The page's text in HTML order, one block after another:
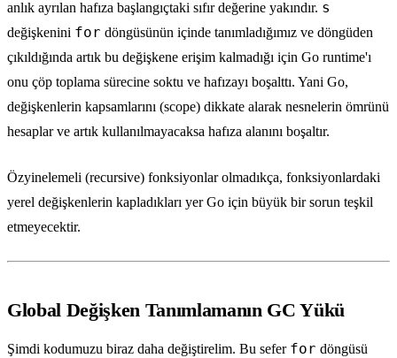
anlık ayrılan hafıza başlangıçtaki sıfır değerine yakındır. s
değişkenini for döngüsünün içinde tanımladığımız ve döngüden
çıkıldığında artık bu değişkene erişim kalmadığı için Go runtime'ı
onu çöp toplama sürecine soktu ve hafızayı boşalttı. Yani Go,
değişkenlerin kapsamlarını (scope) dikkate alarak nesnelerin ömrünü
hesaplar ve artık kullanılmayacaksa hafıza alanını boşaltır.
Özyinelemeli (recursive) fonksiyonlar olmadıkça, fonksiyonlardaki
yerel değişkenlerin kapladıkları yer Go için büyük bir sorun teşkil
etmeyecektir.
Global Değişken Tanımlamanın GC Yükü
Şimdi kodumuzu biraz daha değiştirelim. Bu sefer for döngüsü